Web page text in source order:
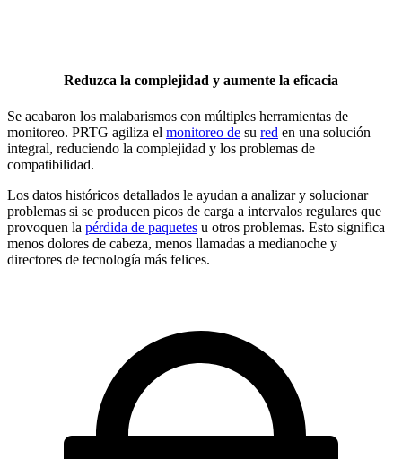
Reduzca la complejidad y aumente la eficacia
Se acabaron los malabarismos con múltiples herramientas de
monitoreo. PRTG agiliza el monitoreo de su red en una solución
integral, reduciendo la complejidad y los problemas de
compatibilidad.
Los datos históricos detallados le ayudan a analizar y solucionar
problemas si se producen picos de carga a intervalos regulares que
provoquen la pérdida de paquetes u otros problemas. Esto significa
menos dolores de cabeza, menos llamadas a medianoche y
directores de tecnología más felices.